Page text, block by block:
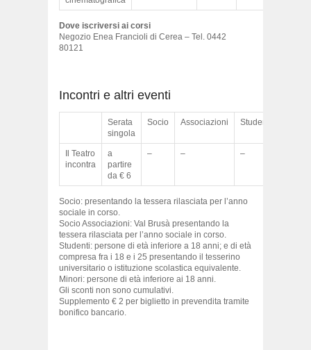
Dove iscriversi ai corsi
Negozio Enea Francioli di Cerea – Tel. 0442
80121
Incontri e altri eventi
Serata
singola
Socio Associazioni Studenti
Il Teatro
incontra
a
partire
da € 6
– – –
Socio: presentando la tessera rilasciata per l’anno
sociale in corso.
Socio Associazioni: Val Brusà presentando la
tessera rilasciata per l’anno sociale in corso.
Studenti: persone di età inferiore a 18 anni; e di età
compresa fra i 18 e i 25 presentando il tesserino
universitario o istituzione scolastica equivalente.
Minori: persone di età inferiore ai 18 anni.
Gli sconti non sono cumulativi.
Supplemento € 2 per biglietto in prevendita tramite
bonifico bancario.